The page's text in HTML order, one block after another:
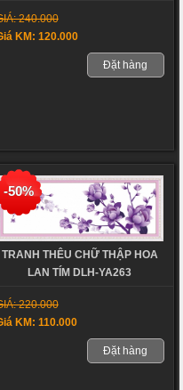
240.000
KM: 120.000
Đặt hàng
-50%
TRANH THÊU CHỮ THẬP HOA
LAN TÍM DLH-YA263
220.000
KM: 110.000
Đặt hàng